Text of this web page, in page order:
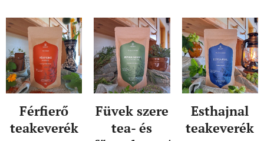
Férfierő
teakeverék
Füvek szere
tea- és
Esthajnal
teakeverék